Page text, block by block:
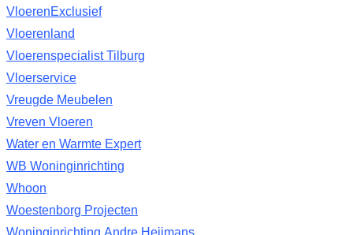
VloerenExclusief
Vloerenland
Vloerenspecialist Tilburg
Vloerservice
Vreugde Meubelen
Vreven Vloeren
Water en Warmte Expert
WB Woninginrichting
Whoon
Woestenborg Projecten
Woninginrichting Andre Heijmans